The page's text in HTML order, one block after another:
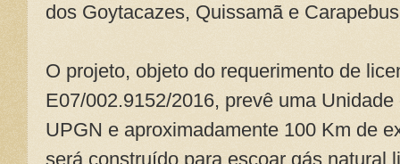
dos Goytacazes, Quissamã e
O projeto, objeto do requerimento de
E07/002.9152/2016, prevê uma
UPGN e aproximadamente 100 Km de
será construído para escoar gás natural